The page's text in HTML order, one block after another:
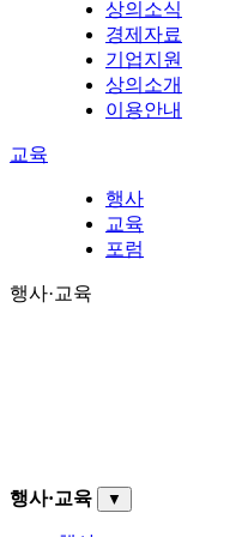
상의소식
경제자료
기업지원
상의소개
이용안내
교육
행사
교육
포럼
행사·교육
행사·교육 ▼